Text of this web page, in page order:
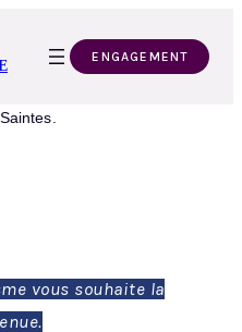
ENGAGEMENT
vous souhaite la